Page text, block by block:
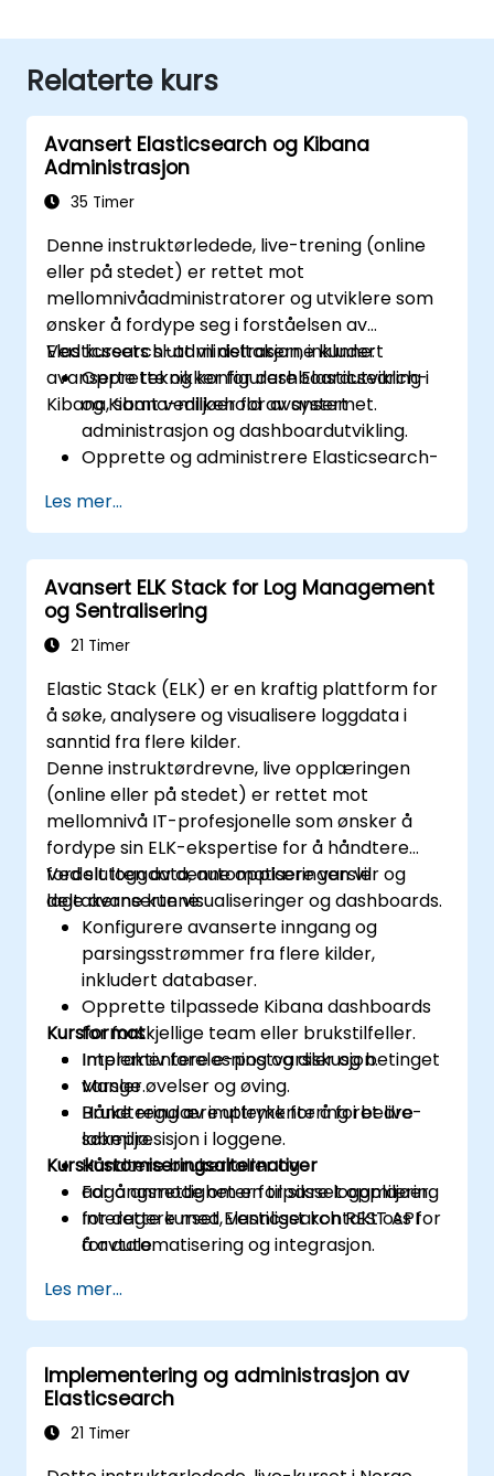
Relaterte kurs
Avansert Elasticsearch og Kibana
Administrasjon
35 Timer
Denne instruktørledede, live-trening (online
eller på stedet) er rettet mot
mellomnivåadministratorer og utviklere som
ønsker å fordype seg i forståelsen av
Elasticsearch-administrasjon, inkludert
avanserte teknikker for dashboardutvikling i
Kibana, samt vedlikehold av systemet.
Ved kursets slutt vil deltakerne kunne:
Opprette og konfigurere Elasticsearch-
og Kibana-miljøer for avansert
administrasjon og dashboardutvikling.
Opprette og administrere Elasticsearch-
Utvikle avanserte spørringer og filtre for å
trekke ut verdifull innsikt fra
Elasticsearch-data.
Designe og bygge interaktive dashboards
i Kibana ved bruk av ulike
visualiseringstyper og teknikker.
Elasticsearch- og Kibana-administrasjon,
optimalisering og feilsøking.
Les mer...
Avansert ELK Stack for Log Management
og Sentralisering
21 Timer
Elastic Stack (ELK) er en kraftig plattform for
å søke, analysere og visualisere loggdata i
sanntid fra flere kilder.
Denne instruktørdrevne, live opplæringen
(online eller på stedet) er rettet mot
mellomnivå IT-profesjonelle som ønsker å
fordype sin ELK-ekspertise for å håndtere
fordelt loggdata, automatisere varsler og
lage avanserte visualiseringer og dashboards.
Ved slutten av denne opplæringen vil
deltakerne kunne:
Konfigurere avanserte inngang og
parsingsstrømmer fra flere kilder,
inkludert databaser.
Opprette tilpassede Kibana dashboards
for forskjellige team eller brukstilfeller.
Implementere e-postvarsler og betinget
varsler.
Bruke regulære uttrykk for å forbedre
søkepresisjon i loggene.
Håndtere brukerroller og
adgangsrettigheter for sikre loggmiljøer.
Interagere med Elasticsearch REST API
for automatisering og integrasjon.
Kursformat
Interaktiv forelesning og diskusjon.
Mange øvelser og øving.
Håndtering av implementering i et live-
labmiljø.
Kurskustomiseringsalternativer
For å anmode om en tilpasset opplæring
for dette kurset, vennligst kontakt oss for
å avtale.
Les mer...
Implementering og administrasjon av
Elasticsearch
21 Timer